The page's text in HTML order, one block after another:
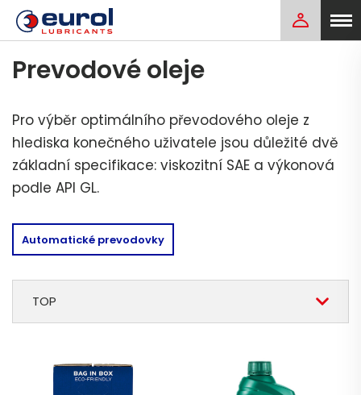
Prevodové oleje
TOP
Pro výběr optimálního převodového oleje z
hlediska konečného uživatele jsou důležité dvě
základní specifikace: viskozitní SAE a výkonová
podle API GL.
Automatické prevodovky